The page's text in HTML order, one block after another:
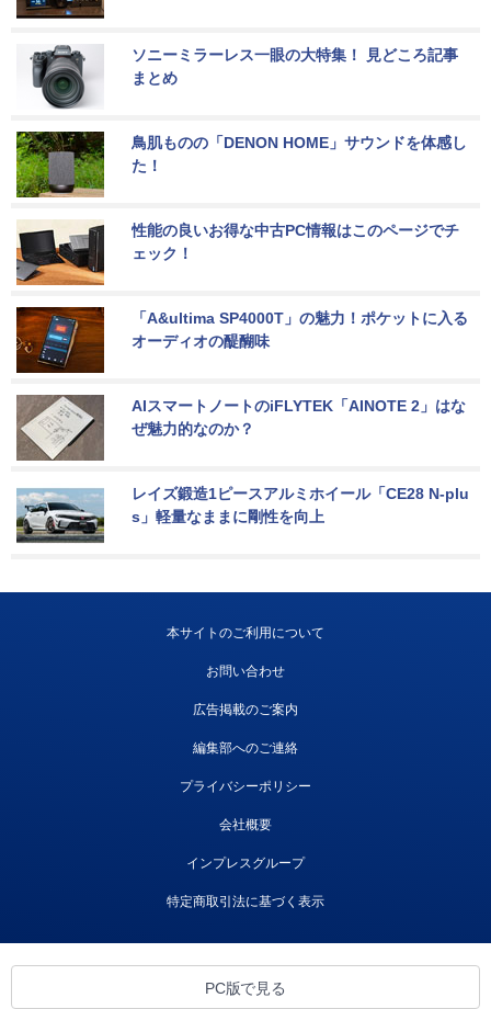
ソニーミラーレス一眼の大特集！ 見どころ記事
まとめ
鳥肌ものの「DENON HOME」サウンドを体感し
た！
性能の良いお得な中古PC情報はこのページでチ
ェック！
「A&ultima SP4000T」の魅力！ポケットに入る
オーディオの醍醐味
AIスマートノートのiFLYTEK「AINOTE 2」はな
ぜ魅力的なのか？
レイズ鍛造1ピースアルミホイール「CE28 N-plu
s」軽量なままに剛性を向上
本サイトのご利用について
お問い合わせ
広告掲載のご案内
編集部へのご連絡
プライバシーポリシー
会社概要
インプレスグループ
特定商取引法に基づく表示
PC版で見る